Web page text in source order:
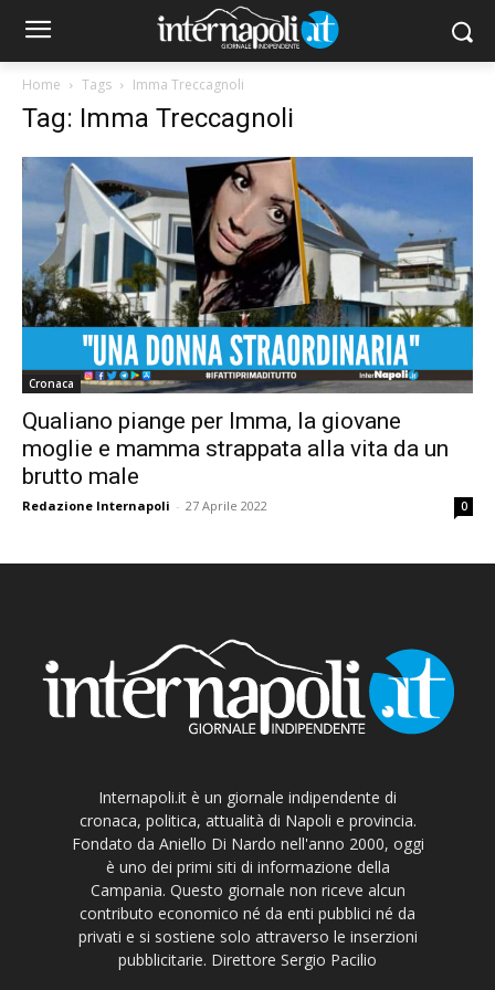
Home Tags Imma Treccagnoli
Tag: Imma Treccagnoli
Cronaca
Qualiano piange per Imma, la giovane
moglie e mamma strappata alla vita da un
brutto male
Redazione Internapoli - 27 Aprile 2022 0
Internapoli.it è un giornale indipendente di
cronaca, politica, attualità di Napoli e provincia.
Fondato da Aniello Di Nardo nell'anno 2000, oggi
è uno dei primi siti di informazione della
Campania. Questo giornale non riceve alcun
contributo economico né da enti pubblici né da
privati e si sostiene solo attraverso le inserzioni
pubblicitarie. Direttore Sergio Pacilio